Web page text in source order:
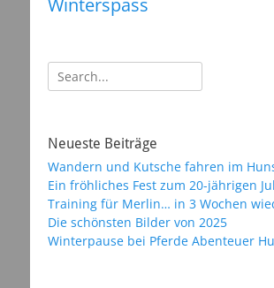
Suchen
nach:
Neueste Beiträge
Wandern und Kutsche fahren im
Ein fröhliches Fest zum 20-jährigen
Training für Merlin… in 3 Wochen
Die schönsten Bilder von 2025
Winterpause bei Pferde Abenteuer